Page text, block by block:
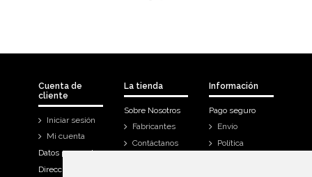
Cuenta de
cliente
Iniciar sesión
Mi cuenta
Datos personales
Direcciones
La tienda
Sobre Nosotros
Fabricantes
Contáctanos
Información
Pago seguro
Envío
Política